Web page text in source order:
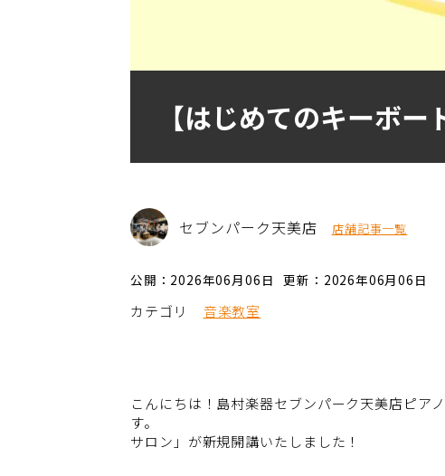
【はじめてのキーボ
セブンパーク天美店 店舗記事一覧
公開：2026年06月06日 更新：2026年06月06日
カテゴリ 音楽教室
こんにちは！島村楽器セブンパーク天美店ピア
す。 キーボードを
サロン」が新規開講いたしました！